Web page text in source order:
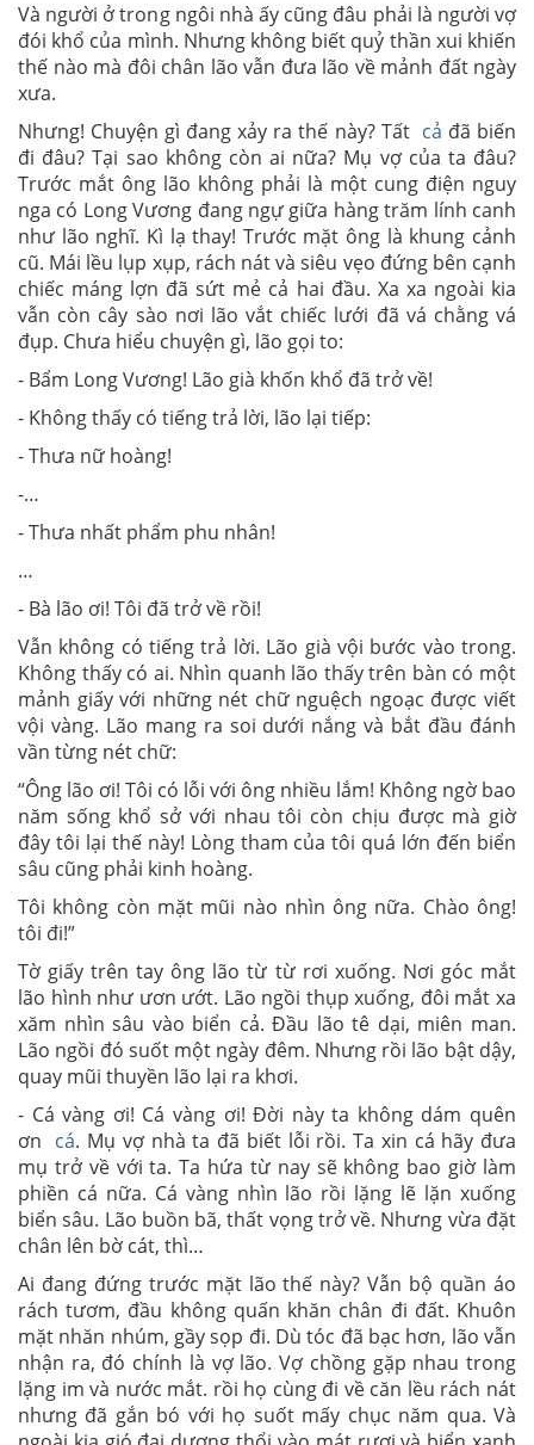
Và người ở trong ngôi nhà ấy cũng đâu phải là người vợ
đói khổ của mình. Nhưng không biết quỷ thần xui khiến
thế nào mà đôi chân lão vẫn đưa lão về mảnh đất ngày
xưa.
Nhưng! Chuyện gì đang xảy ra thế này? Tất cả đã biến
đi đâu? Tại sao không còn ai nữa? Mụ vợ của ta đâu?
Trước mắt ông lão không phải là một cung điện nguy
nga có Long Vương đang ngự giữa hàng trăm lính canh
như lão nghĩ. Kì lạ thay! Trước mặt ông là khung cảnh
cũ. Mái lều lụp xụp, rách nát và siêu vẹo đứng bên cạnh
chiếc máng lợn đã sứt mẻ cả hai đầu. Xa xa ngoài kia
vẫn còn cây sào nơi lão vắt chiếc lưới đã vá chằng vá
đụp. Chưa hiểu chuyện gì, lão gọi to:
- Bẩm Long Vương! Lão già khốn khổ đã trở về!
- Không thấy có tiếng trả lời, lão lại tiếp:
- Thưa nữ hoàng!
-…
- Thưa nhất phẩm phu nhân!
…
- Bà lão ơi! Tôi đã trở về rồi!
Vẫn không có tiếng trả lời. Lão già vội bước vào trong.
Không thấy có ai. Nhìn quanh lão thấy trên bàn có một
mảnh giấy với những nét chữ nguệch ngoạc được viết
vội vàng. Lão mang ra soi dưới nắng và bắt đầu đánh
vần từng nét chữ:
“Ông lão ơi! Tôi có lỗi với ông nhiều lắm! Không ngờ bao
năm sống khổ sở với nhau tôi còn chịu được mà giờ
đây tôi lại thế này! Lòng tham của tôi quá lớn đến biển
sâu cũng phải kinh hoàng.
Tôi không còn mặt mũi nào nhìn ông nữa. Chào ông!
tôi đi!”
Tờ giấy trên tay ông lão từ từ rơi xuống. Nơi góc mắt
lão hình như ươn ướt. Lão ngồi thụp xuống, đôi mắt xa
xăm nhìn sâu vào biển cả. Đầu lão tê dại, miên man.
Lão ngồi đó suốt một ngày đêm. Nhưng rồi lão bật dậy,
quay mũi thuyền lão lại ra khơi.
- Cá vàng ơi! Cá vàng ơi! Đời này ta không dám quên
ơn cá. Mụ vợ nhà ta đã biết lỗi rồi. Ta xin cá hãy đưa
mụ trở về với ta. Ta hứa từ nay sẽ không bao giờ làm
phiền cá nữa. Cá vàng nhìn lão rồi lặng lẽ lặn xuống
biển sâu. Lão buồn bã, thất vọng trở về. Nhưng vừa đặt
chân lên bờ cát, thì…
Ai đang đứng trước mặt lão thế này? Vẫn bộ quần áo
rách tươm, đầu không quấn khăn chân đi đất. Khuôn
mặt nhăn nhúm, gầy sọp đi. Dù tóc đã bạc hơn, lão vẫn
nhận ra, đó chính là vợ lão. Vợ chồng gặp nhau trong
lặng im và nước mắt. rồi họ cùng đi về căn lều rách nát
nhưng đã gắn bó với họ suốt mấy chục năm qua. Và